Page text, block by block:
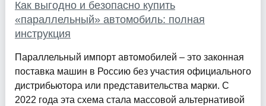
Как выгодно и безопасно купить
«параллельный» автомобиль: полная
инструкция
Параллельный импорт автомобилей – это законная
поставка машин в Россию без участия официального
дистрибьютора или представительства марки. С
2022 года эта схема стала массовой альтернативой